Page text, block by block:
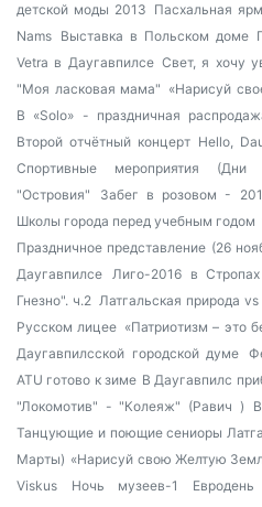
детской моды 2013 Пасхальная
Nams Выставка в Польском доме
Vetra в Даугавпилсе Свет, я хочу
"Моя ласковая мама" «Нарисуй
В «Solo» - праздничная
Второй отчётный концерт Hello,
Спортивные мероприятия (Дни
"Островия"
Забег в розовом -
Школы города перед учебным годом
Праздничное представление (26
Даугавпилсе
Лиго-2016 в Стропах
Гнезно". ч.2 Латгальская природа vs
Русском лицее «Патриотизм – это
Даугавпилсской городской думе
ATU готово к зиме В Даугавпилс
"Локомотив" - "Колеяж" (Равич )
Танцующие и поющие сениоры
Марты) «Нарисуй свою Желтую
Viskus
Ночь музеев-1